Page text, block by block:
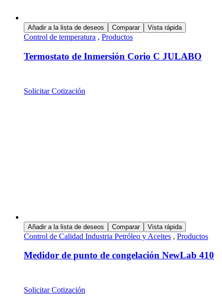
Añadir a la lista de deseos Comparar Vista rápida
Control de temperatura , Productos
Termostato de Inmersión Corio C JULABO
Solicitar Cotización
Añadir a la lista de deseos Comparar Vista rápida
Control de Calidad Industria Petróleo y Aceites , Productos
Medidor de punto de congelación NewLab 410
Solicitar Cotización